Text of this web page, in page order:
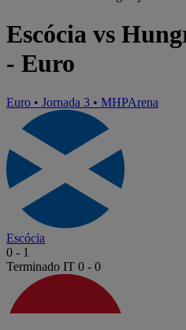
Escócia vs
- Euro
Euro • Jornada 3 • MHPArena
Escócia
0 - 1
Terminado IT 0 - 0